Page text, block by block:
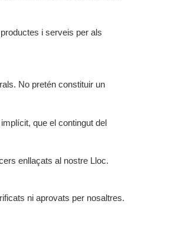
i serveis per als
No pretén constituir un
que el contingut del
enllaçats al nostre Lloc.
ni aprovats per nosaltres.